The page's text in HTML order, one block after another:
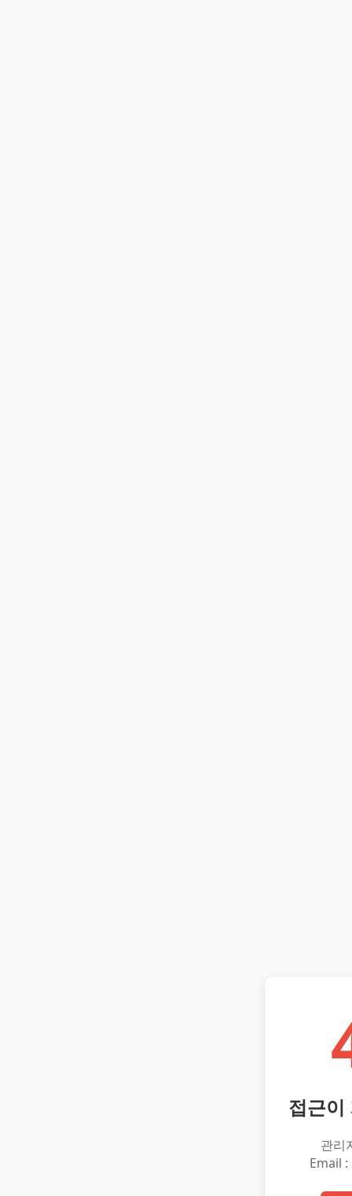
접근이
관리
Email